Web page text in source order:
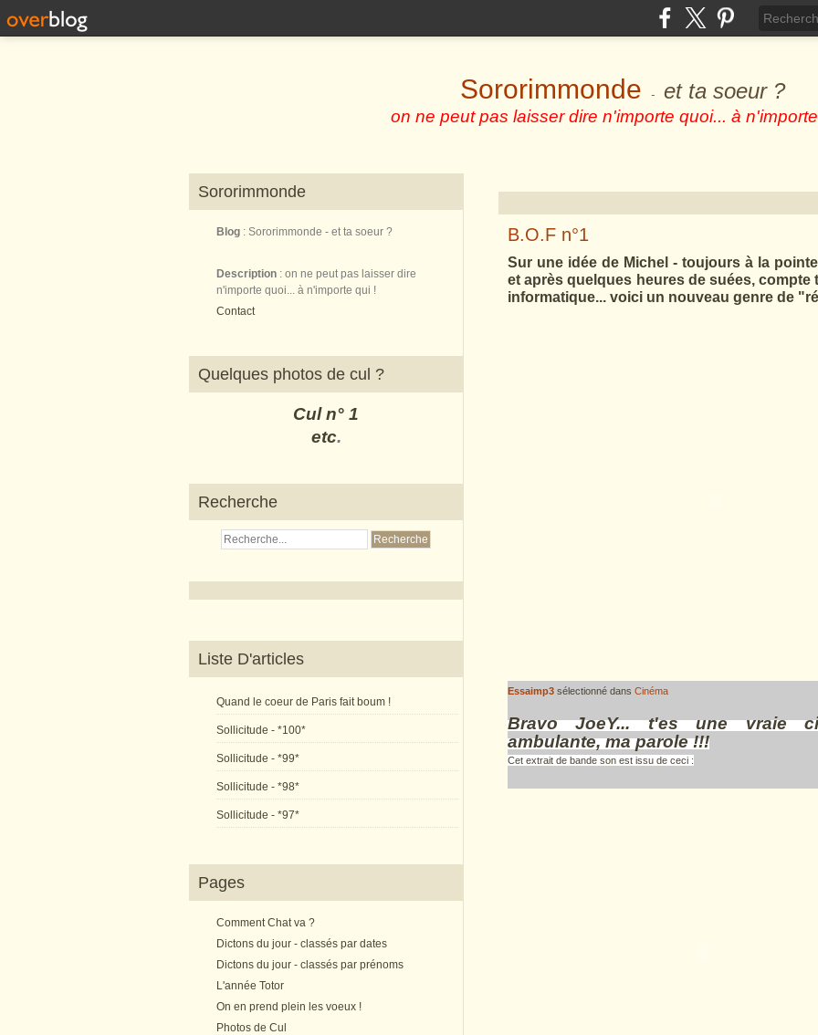
Sororimmonde - et ta soeur ?
on ne peut pas laisser dire n'importe quoi... à
Sororimmonde
Blog : Sororimmonde - et ta soeur ?
Description : on ne peut pas laisser dire
n'importe quoi... à n'importe qui !
Contact
Quelques photos de cul ?
Cul n° 1
etc.
Recherche
Liste D'articles
Quand le coeur de Paris fait boum !
Sollicitude - *100*
Sollicitude - *99*
Sollicitude - *98*
Sollicitude - *97*
Pages
Comment Chat va ?
Dictons du jour - classés par dates
Dictons du jour - classés par prénoms
L'année Totor
On en prend plein les voeux !
Photos de Cul
B.O.F n°1
Sur une idée de Michel - toujours à la
et après quelques heures de suées, compte
informatique... voici un nouveau genre de
Essaimp3 sélectionné dans Cinéma
Bravo JoeY... t'es une vraie
ambulante, ma parole !!!
Cet extrait de bande son est issu de ceci :